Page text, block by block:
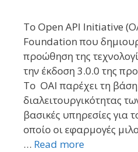
Το Open API Initiative
Foundation που
προώθηση της
την έκδοση 3.0.0 της
Το OAI παρέχει τη
διαλειτουργικότητας
βασικές υπηρεσίες για
οποίο οι εφαρμογές
… Read more